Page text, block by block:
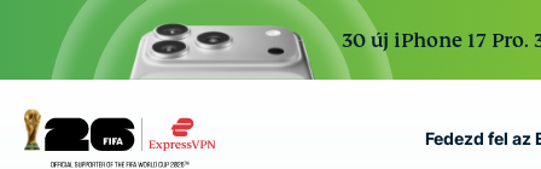
30 új iPhone 17
Fedezd fel az